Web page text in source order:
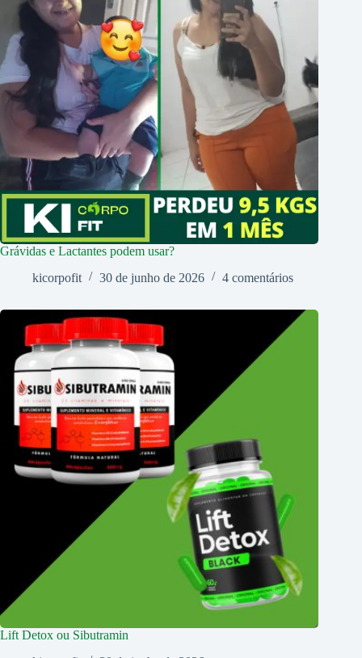
Grávidas e Lactantes podem usar?
kicorpofit
30 de junho de 2026 4 comentários
Lift Detox ou Sibutramin